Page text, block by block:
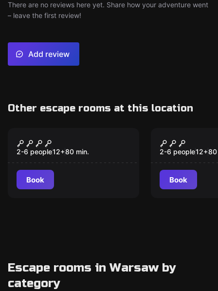
There are no reviews here yet. Share how your adventure went
– leave the first review!
Add review
Other escape rooms at this location
Wikingowie: Widmo
Ragnaröku​
2-6 people12+80 min.
Book
New
Saw:
2-6 people12+80
Book
Escape rooms in Warsaw by
category